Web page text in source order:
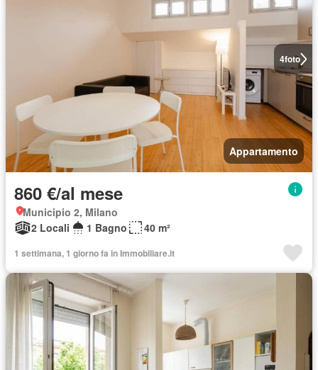
4foto
Appartamento
860 €/al mese
Municipio 2, Milano
2 Locali
1 Bagno 40 m²
1 settimana, 1 giorno fa in Immobiliare.it